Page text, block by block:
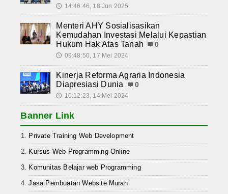
🕔 14:46:46, 18 Jun 2025
Menteri AHY Sosialisasikan
Kemudahan Investasi Melalui Kepastian
Hukum Hak Atas Tanah
0
🕔 09:48:50, 17 Mei 2024
Kinerja Reforma Agraria Indonesia
Diapresiasi Dunia
0
🕔 10:12:23, 14 Mei 2024
Banner Link
Private Training Web Development
Kursus Web Programming Online
Komunitas Belajar web Programming
Jasa Pembuatan Website Murah